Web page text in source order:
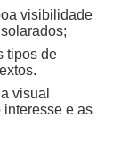
visibilidade
tipos de
visual
interesse e as